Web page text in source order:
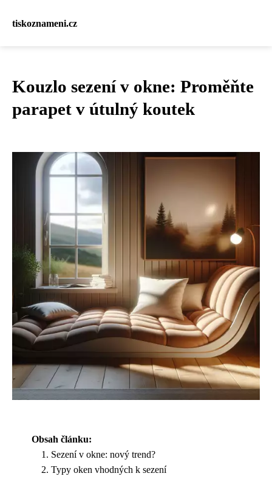
tiskoznameni.cz
Kouzlo sezení v okne: Proměňte
parapet v útulný koutek
Obsah článku:
Sezení v okne: nový trend?
Typy oken vhodných k sezení